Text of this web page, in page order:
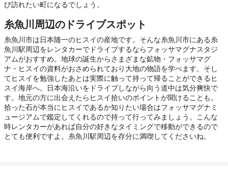
び訪れたい町になるでしょう。
糸魚川周辺のドライブスポット
糸魚川市は日本随一のヒスイの産地です。そんな糸魚川市にある糸
魚川駅周辺をレンタカーでドライブするならフォッサマグナスタジ
アムがおすすめ。地球の誕生からさまざまな鉱物・フォッサマグ
ナ・ヒスイの資料がおさめられており大地の物語を学べます。そし
てヒスイを勉強したあとは実際に触って持って帰ることができるヒ
スイ海岸へ。日本海沿いをドライブしながら向う道中は気分爽快で
す。地元の方に出会えたらヒスイ拾いのポイントが聞けることも。
拾った石が本当にヒスイであるか知りたい場合はフォッサマグナミ
ュージアムで鑑定してくれるので持って行ってみましょう。こんな
時レンタカーがあれば自分の好きなタイミングで移動ができるので
とても便利ですよ。糸魚川駅周辺を存分に満喫してくださいね。